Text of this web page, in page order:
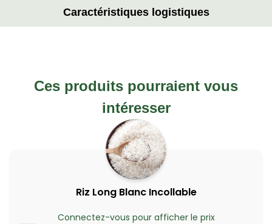
Caractéristiques logistiques
Ces produits pourraient vous
intéresser
Riz Long Blanc Incollable
Connectez-vous pour afficher le prix